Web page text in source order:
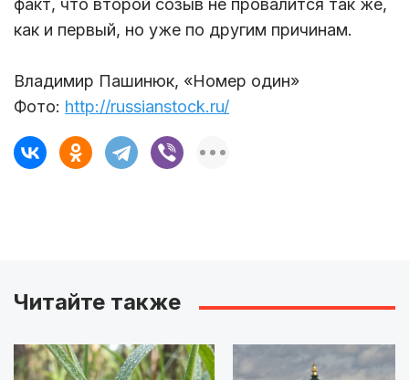
факт, что второй созыв не провалится так же,
как и первый, но уже по другим причинам.
Владимир Пашинюк, «Номер один»
Фото: http://russianstock.ru/
Читайте также